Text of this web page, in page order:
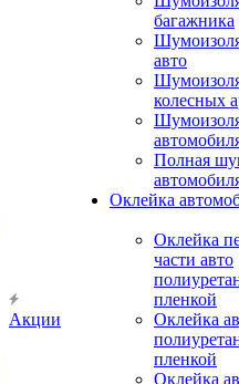
Акции
багажника
авто
колесных
Полная
Оклейка
Оклейка
части авто
пленкой
Оклейка
пленкой
Оклейка